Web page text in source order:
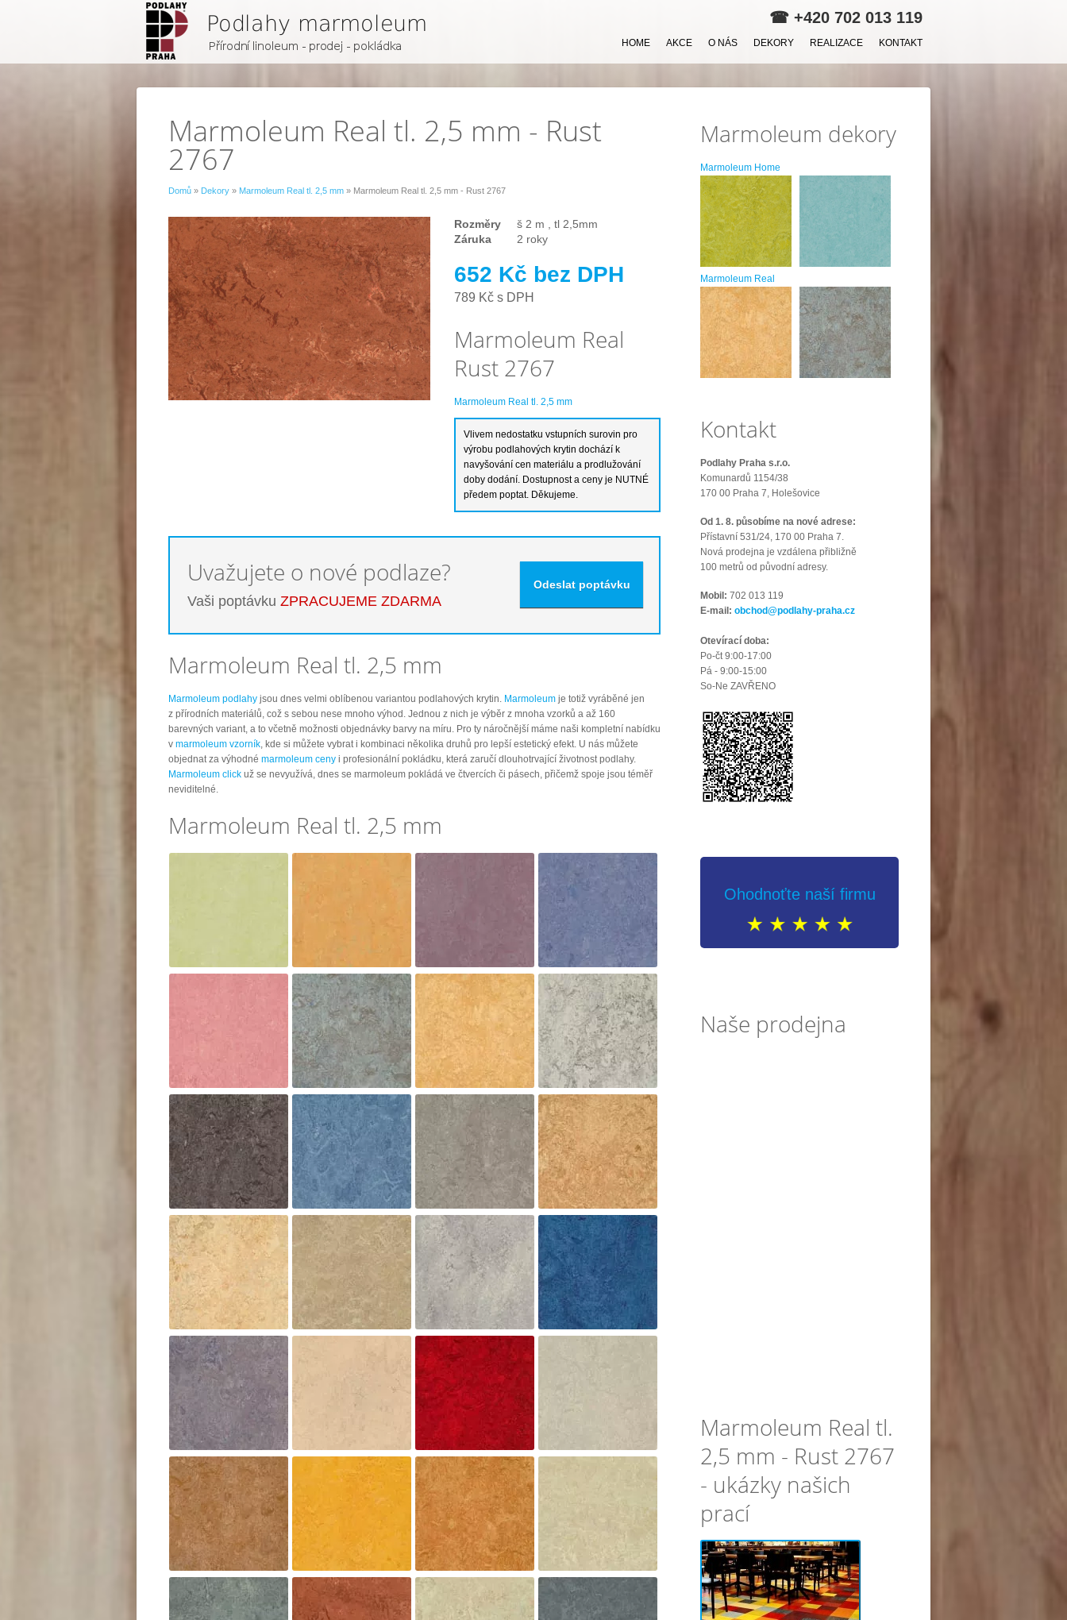
☎ +420 702 013 119
HOME AKCE O NÁS DEKORY REALIZACE KONTAKT
Marmoleum Real tl. 2,5 mm - Rust
2767
Domů » Dekory » Marmoleum Real tl. 2,5 mm » Marmoleum Real tl. 2,5 mm - Rust 2767
Rozměry
š 2 m , tl 2,5mm
Záruka
2 roky
652 Kč bez DPH
789 Kč s DPH
Marmoleum Real
Rust 2767
Marmoleum Real tl. 2,5 mm
Uvažujete o nové podlaze?
Vaši poptávku ZPRACUJEME ZDARMA
Marmoleum Real tl. 2,5 mm
Marmoleum podlahy jsou dnes velmi oblíbenou variantou podlahových krytin. Marmoleum je totiž vyráběné jen
z přírodních materiálů, což s sebou nese mnoho výhod. Jednou z nich je výběr z mnoha vzorků a až 160
barevných variant, a to včetně možnosti objednávky barvy na míru. Pro ty náročnější máme naši kompletní nabídku
v marmoleum vzorník , kde si můžete vybrat i kombinaci několika druhů pro lepší estetický efekt. U nás můžete
objednat za výhodné marmoleum ceny i profesionální pokládku, která zaručí dlouhotrvající životnost podlahy.
Marmoleum click už se nevyužívá, dnes se marmoleum pokládá ve čtvercích či pásech, přičemž spoje jsou téměř
neviditelné.
Marmoleum Real tl. 2,5 mm
Marmoleum dekory
Marmoleum Home
Marmoleum Real
Kontakt
Podlahy Praha s.r.o.
Komunardů 1154/38
170 00 Praha 7, Holešovice
Od 1. 8. působíme na nové adrese:
Přístavní 531/24, 170 00 Praha 7.
Nová prodejna je vzdálena přibližně
100 metrů od původní adresy.
Mobil: 702 013 119
E-mail: obchod@podlahy-praha.cz
Otevírací doba:
Po-čt 9:00-17:00
Pá - 9:00-15:00
So-Ne ZAVŘENO
Ohodnoťte naší firmu
Naše prodejna
Marmoleum Real tl.
2,5 mm - Rust 2767
- ukázky našich
prací